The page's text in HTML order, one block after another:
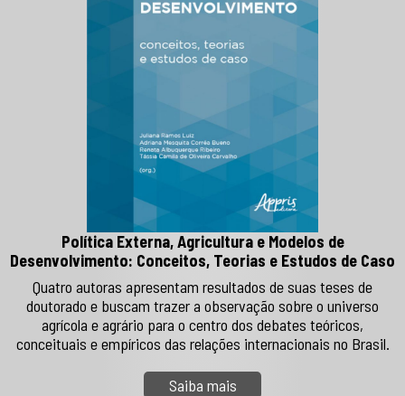
Política Externa, Agricultura e Modelos de
Desenvolvimento: Conceitos, Teorias e Estudos de Caso
Quatro autoras apresentam resultados de suas teses de
doutorado e buscam trazer a observação sobre o universo
agrícola e agrário para o centro dos debates teóricos,
conceituais e empíricos das relações internacionais no Brasil.
Saiba mais